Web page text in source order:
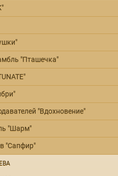
"Пташечка"
"Вдохновение"
"Шарм"
"Сапфир"